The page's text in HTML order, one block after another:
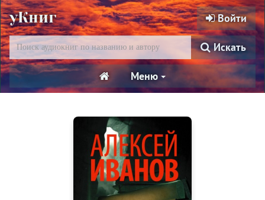
уКниг Войти
Искать
Меню